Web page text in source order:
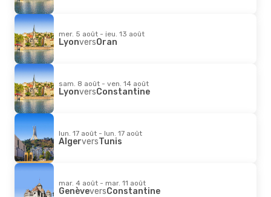
mer. 5 août - jeu. 13 août
LyonversOran
sam. 8 août - ven. 14 août
LyonversConstantine
lun. 17 août - lun. 17 août
AlgerversTunis
mar. 4 août - mar. 11 août
GenèveversConstantine